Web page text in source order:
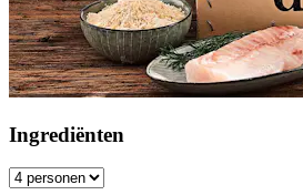
Ingrediënten